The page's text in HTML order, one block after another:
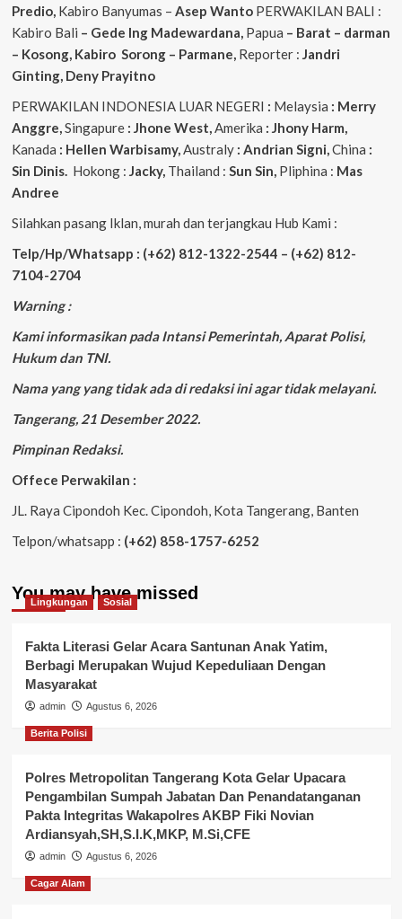
Predio, Kabiro Banyumas – Asep WantoPERWAKILAN BALI :
Kabiro Bali – Gede Ing Madewardana, Papua – Barat – darman
– Kosong, Kabiro Sorong – Parmane, Reporter : Jandri
Ginting, Deny Prayitno
PERWAKILAN INDONESIA LUAR NEGERI : Melaysia : Merry
Anggre,Singapure: Jhone West,Amerika : Jhony Harm,
Kanada : Hellen Warbisamy,Australy : Andrian Signi,China :
Sin Dinis. Hokong : Jacky, Thailand : Sun Sin, Pliphina : Mas
Andree
Silahkan pasang Iklan, murah dan terjangkau Hub Kami :
Telp/Hp/Whatsapp : (+62) 812-1322-2544 – (+62) 812-
7104-2704
Warning :
Kami informasikan pada Intansi Pemerintah, Aparat Polisi,
Hukum dan TNI.
Nama yang yang tidak ada di redaksi ini agar tidak melayani.
Tangerang, 21 Desember 2022.
Pimpinan Redaksi.
Offece Perwakilan :
JL. Raya Cipondoh Kec. Cipondoh, Kota Tangerang, Banten
Telpon/whatsapp : (+62) 858-1757-6252
You may have missed
Lingkungan Sosial
Fakta Literasi Gelar Acara Santunan Anak Yatim,
Berbagi Merupakan Wujud Kepeduliaan Dengan
Masyarakat
admin Agustus 6, 2026
Berita Polisi
Polres Metropolitan Tangerang Kota Gelar Upacara
Pengambilan Sumpah Jabatan Dan Penandatanganan
Pakta Integritas Wakapolres AKBP Fiki Novian
Ardiansyah,SH,S.I.K,MKP, M.Si,CFE
admin Agustus 6, 2026
Cagar Alam